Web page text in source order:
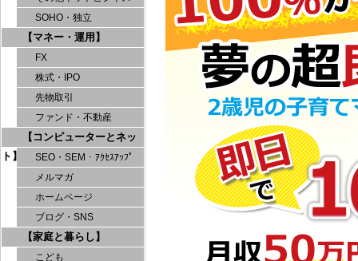
SOHO・独立
【マネー・運用】
FX
株式・IPO
先物取引
ファンド・不動産
【コンピューターとネッ
ト】
SEO・SEM・ｱｸｾｽｱｯﾌﾟ
メルマガ
ホームページ
ブログ・SNS
【家庭と暮らし】
こども